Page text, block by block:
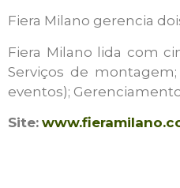
Fiera Milano gerencia
Fiera Milano lida com
Serviços de
eventos);
Site: